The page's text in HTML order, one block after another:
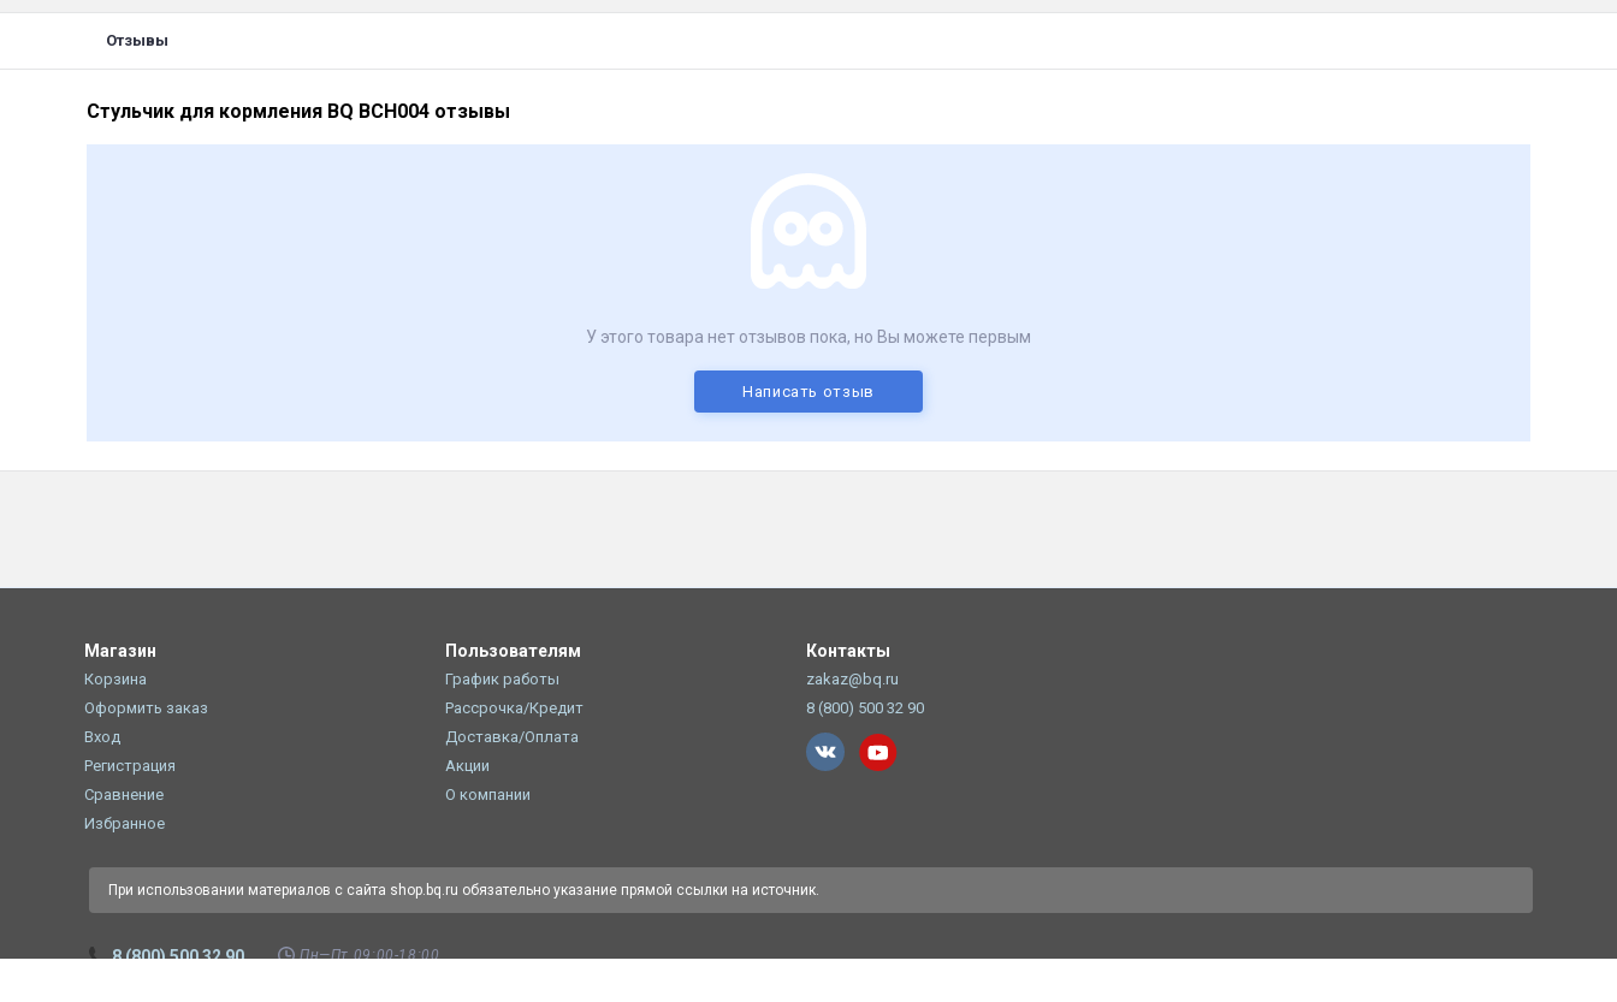
Отзывы
Стульчик для кормления BQ BCH004 отзывы
У этого товара нет отзывов пока, но Вы можете первым
Написать отзыв
Магазин
Корзина
Оформить заказ
Вход
Регистрация
Сравнение
Избранное
Пользователям
График работы
Рассрочка/Кредит
Доставка/Оплата
Акции
О компании
Контакты
zakaz@bq.ru
8 (800) 500 32 90
При использовании материалов с сайта shop.bq.ru обязательно указание прямой ссылки на источник.
8 (800) 500 32 90 Пн—Пт 09:00-18:00